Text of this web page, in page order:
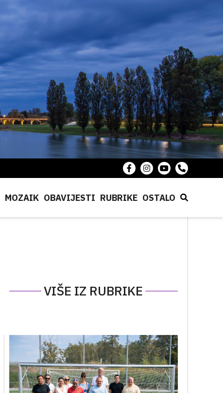
MOZAIK OBAVIJESTI RUBRIKE OSTALO
VIŠE IZ RUBRIKE